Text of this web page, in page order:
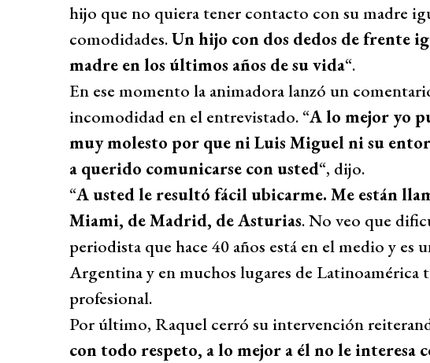
hijo que no quiera tener contacto con su madre
comodidades.Un hijo con dos dedos de frente
madre en los últimos años de su vida“.
En ese momento la animadora lanzó un
incomodidad en el entrevistado. “A lo mejor yo
muy molesto por que ni Luis Miguel ni su
a querido comunicarse con usted“, dijo.
“A usted le resultó fácil ubicarme. Me están
Miami, de Madrid, de Asturias. No veo que
periodista que hace 40 años está en el medio y
Argentina y en muchos lugares de Latinoamérica
profesional.
Por último, Raquel cerró su intervención
con todo respeto, a lo mejor a él no le interesa